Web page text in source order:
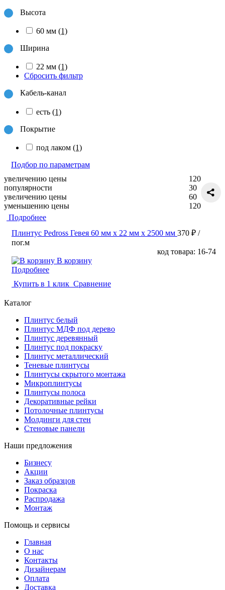
Высота
60 мм (1)
Ширина
22 мм (1)
Сбросить фильтр
Кабель-канал
есть (1)
Покрытие
под лаком (1)
Подбор по параметрам
увеличению цены
популярности
увеличению цены
уменьшению цены
120
30
60
120
Подробнее
Плинтус Pedross Гевея 60 мм х 22 мм х 2500 мм 370 ₽ /
пог.м
код товара: 16-74
В корзину
Подробнее
Купить в 1 клик Сравнение
Каталог
Плинтус белый
Плинтус МДФ под дерево
Плинтус деревянный
Плинтус под покраску
Плинтус металлический
Теневые плинтусы
Плинтусы скрытого монтажа
Микроплинтусы
Плинтусы полоса
Декоративные рейки
Потолочные плинтусы
Молдинги для стен
Стеновые панели
Наши предложения
Бизнесу
Акции
Заказ образцов
Покраска
Распродажа
Монтаж
Помощь и сервисы
Главная
О нас
Контакты
Дизайнерам
Оплата
Доставка